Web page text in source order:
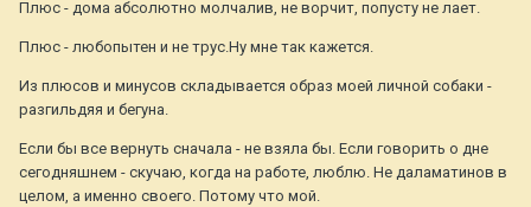
Плюс - дома абсолютно молчалив, не ворчит, попусту не лает.
Плюс - любопытен и не трус.Ну мне так кажется.
Из плюсов и минусов складывается образ моей личной собаки -
разгильдяя и бегуна.
Если бы все вернуть сначала - не взяла бы. Если говорить о дне
сегодняшнем - скучаю, когда на работе, люблю. Не даламатинов в
целом, а именно своего. Потому что мой.